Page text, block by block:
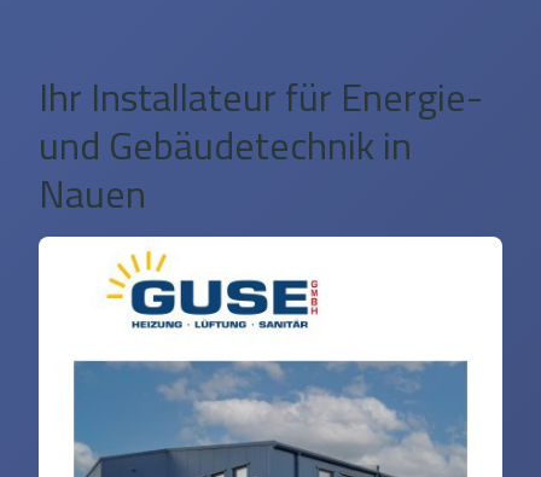
Ihr Installateur für Energie-
und Gebäudetechnik in
Nauen